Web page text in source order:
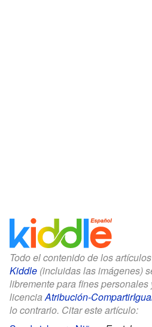
Todo el contenido de los
Kiddle (incluidas las imágenes)
libremente para fines
licenciaAtribución-
lo contrario. Citar este artículo: